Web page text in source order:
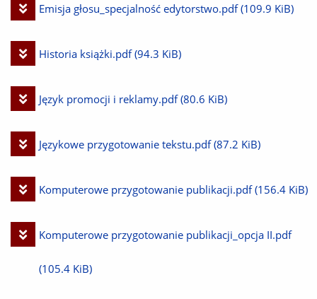
Pobierz
Emisja głosu_specjalność edytorstwo.pdf (109.9 KiB)
Pobierz
Historia książki.pdf (94.3 KiB)
Pobierz
Język promocji i reklamy.pdf (80.6 KiB)
Pobierz
Językowe przygotowanie tekstu.pdf (87.2 KiB)
Pobierz
Komputerowe przygotowanie publikacji.pdf (156.4 KiB)
Pobierz
plik
Komputerowe przygotowanie publikacji_opcja II.pdf
(105.4 KiB)